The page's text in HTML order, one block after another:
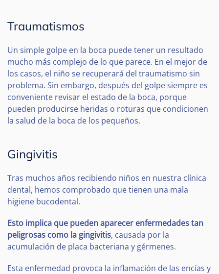
Traumatismos
Un simple golpe en la boca puede tener un resultado
mucho más complejo de lo que parece. En el mejor de
los casos, el niño se recuperará del traumatismo sin
problema. Sin embargo, después del golpe siempre es
conveniente revisar el estado de la boca, porque
pueden producirse heridas o roturas que condicionen
la salud de la boca de los pequeños.
Gingivitis
Tras muchos años recibiendo niños en nuestra clínica
dental, hemos comprobado que tienen una mala
higiene bucodental.
Esto implica que pueden aparecer enfermedades tan
peligrosas como la gingivitis, causada por la
acumulación de placa bacteriana y gérmenes.
Esta enfermedad provoca la inflamación de las encías y